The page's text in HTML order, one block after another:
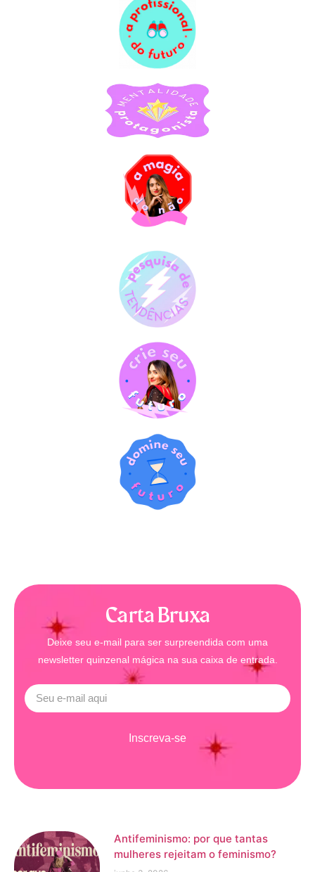
Carta Bruxa
Deixe seu e-mail para ser surpreendida com uma
newsletter quinzenal mágica na sua caixa de entrada.
Inscreva-se
Antifeminismo: por que tantas
mulheres rejeitam o feminismo?